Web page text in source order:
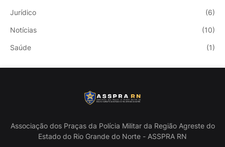
Jurídico (6)
Notícias (10)
Saúde (1)
Associação dos Praças da Polícia Militar da Região Agreste do
Estado do Rio Grande do Norte - ASSPRA RN